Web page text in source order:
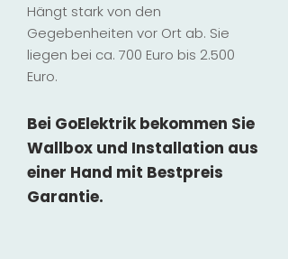
Hängt stark von den
Gegebenheiten vor Ort ab. Sie
liegen bei ca. 700 Euro bis 2.500
Euro.
Bei GoElektrik bekommen Sie
Wallbox und Installation aus
einer Hand mit Bestpreis
Garantie.